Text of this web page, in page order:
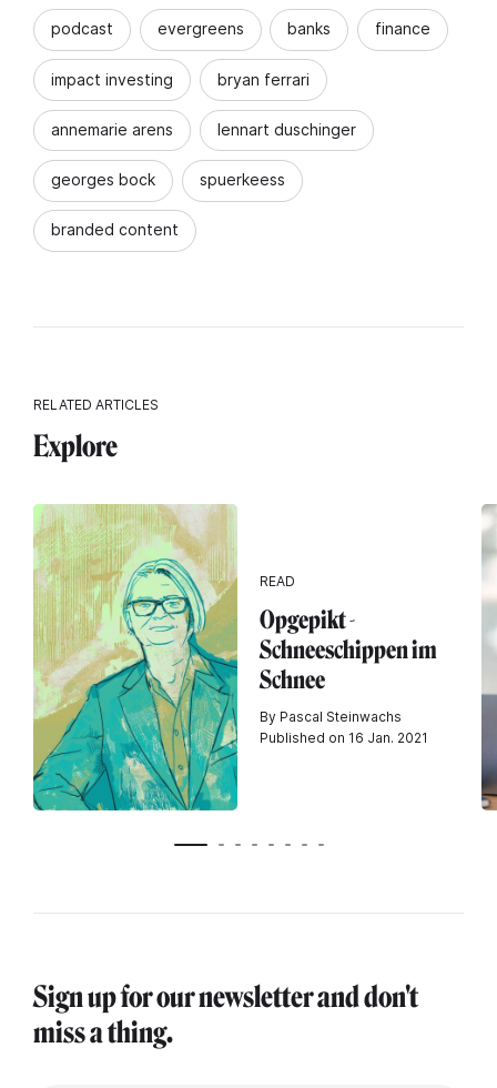
podcast evergreens banks finance
impact investing bryan ferrari
annemarie arens lennart duschinger
georges bock spuerkeess
branded content
RELATED ARTICLES
Explore
READ
Opgepikt -
Schneeschippen im
Schnee
By Pascal Steinwachs
Published on 16 Jan. 2021
Sign up for our newsletter and don't
miss a thing.